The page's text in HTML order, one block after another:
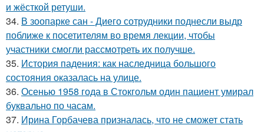
и жёсткой ретуши.
34. В зоопарке сан - Диего сотрудники поднесли выдр
поближе к посетителям во время лекции, чтобы
участники смогли рассмотреть их получше.
35. История падения: как наследница большого
состояния оказалась на улице.
36. Осенью 1958 года в Стокгольм один пациент умирал
буквально по часам.
37. Ирина Горбачева призналась, что не сможет стать